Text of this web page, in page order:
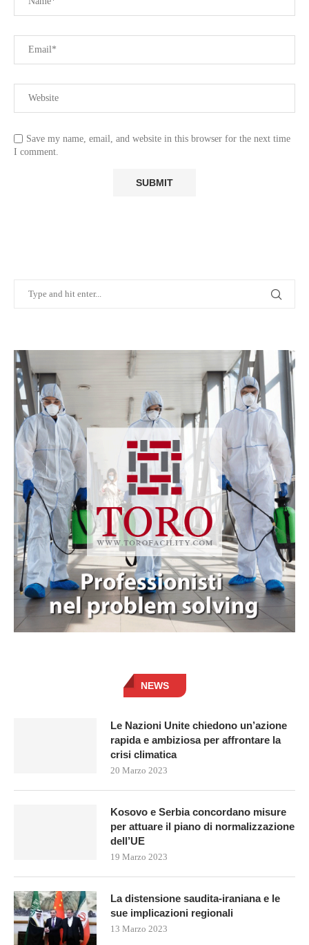
Save my name, email, and website in this browser for the next time
I comment.
NEWS
Le Nazioni Unite chiedono un’azione
rapida e ambiziosa per affrontare la
crisi climatica
20 Marzo 2023
Kosovo e Serbia concordano misure
per attuare il piano di normalizzazione
dell’UE
19 Marzo 2023
La distensione saudita-iraniana e le
sue implicazioni regionali
13 Marzo 2023